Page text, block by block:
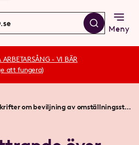
Meny
ARBETARSÅNG - VI BÄR
att fungera)
LOs yttrande över föreskrifter om beviljning av omställningsstudiestöd, studiemedel samt studiestartsstöd